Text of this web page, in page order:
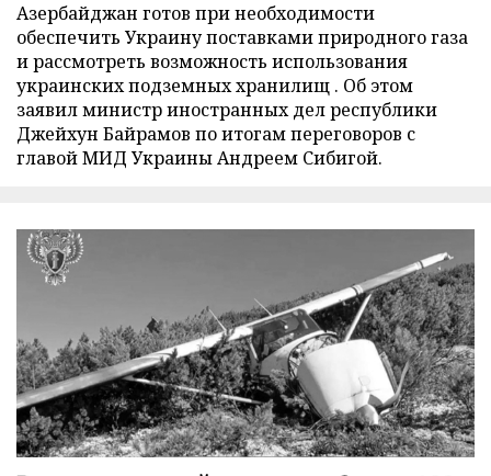
Азербайджан готов при необходимости
обеспечить Украину поставками природного газа
и рассмотреть возможность использования
украинских подземных хранилищ . Об этом
заявил министр иностранных дел республики
Джейхун Байрамов по итогам переговоров с
главой МИД Украины Андреем Сибигой.